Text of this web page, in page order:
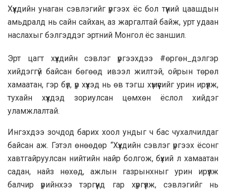
Хүүхдийн унаган сэвлэгийг үргээх ёс бол түүний цаашдын
амьдралд нь сайн сайхан, аз жаргалтай байж, урт удаан
наслахыг бэлгэддэг эртний Монгол ёс заншил.
Эрт цагт хүүхдийн сэвлэг үргээхдээ #өргөн_дэлгэр
хийдэггүй байсан бөгөөд ивээл жилтэй, ойрын төрөл
хамаатан, гэр бүл, үр хүүхэд нь өв тэгш хүмүүсийг урин ирүүлж,
тухайн хүүхдэд зориулсан цөмхөн ёслол хийдэг
уламжлалтай.
Ингэхдээ зочдод барих хоол ундыг ч бас чухалчилдаг
байсан аж. Гэтэл өнөөдөр “Хүүхдийн сэвлэг үргээх ёсонг
хавтгайруулсан нийтийн найр болгож, бүхий л хамаатан
садан, найз нөхөд, ажлын газрынхныг урин ирүүлж
балчир үрийнхээ тэргүүнд гар хүргүүлж, сэвлэгийг нь